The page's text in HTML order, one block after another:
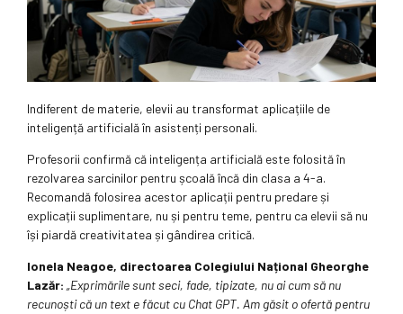
Indiferent de materie, elevii au transformat aplicațiile de
inteligență artificială în asistenți personali.
Profesorii confirmă că inteligența artificială este folosită în
rezolvarea sarcinilor pentru școală încă din clasa a 4-a.
Recomandă folosirea acestor aplicații pentru predare și
explicații suplimentare, nu și pentru teme, pentru ca elevii să nu
își piardă creativitatea și gândirea critică.
Ionela Neagoe, directoarea Colegiului Național Gheorghe
Lazăr: „Exprimările sunt seci, fade, tipizate, nu ai cum să nu
recunoști că un text e făcut cu Chat GPT. Am găsit o ofertă pentru